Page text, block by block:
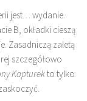
jest… wydanie.
B, okładki cieszą
Zasadniczą zaletą
szczegółowo
Kapturekto tylko